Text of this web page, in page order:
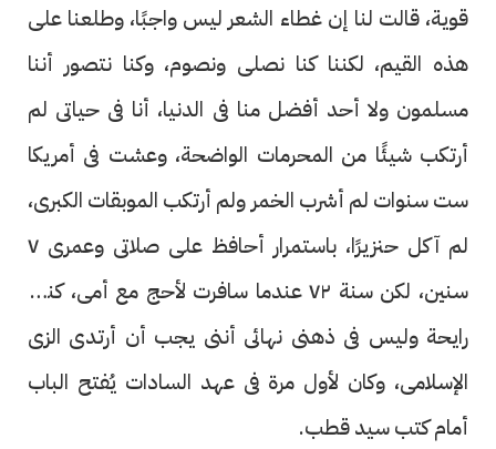
قوية، قالت لنا إن غطاء الشعر ليس واجبًا، وطلعنا على
هذه القيم، لكننا كنا نصلى ونصوم، وكنا نتصور أننا
مسلمون ولا أحد أفضل منا فى الدنيا، أنا فى حياتى لم
أرتكب شيئًا من المحرمات الواضحة، وعشت فى أمريكا
ست سنوات لم أشرب الخمر ولم أرتكب الموبقات الكبرى،
لم آكل حنزيرًا، باستمرار أحافظ على صلاتى وعمرى ٧
سنين، لكن سنة ٧٢ عندما سافرت لأحج مع أمى، كنت
رايحة وليس فى ذهنى نهائى أننى يجب أن أرتدى الزى
الإسلامى، وكان لأول مرة فى عهد السادات يُفتح الباب
أمام كتب سيد قطب.